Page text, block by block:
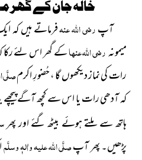
خالہ جان کے گھر
آپرضی اللہ عنہفرماتے ہیں کہ
میمونہرضی اللہ عنہاکے گھر اس لئے رکا
رات کی نماز دیکھوں گا ، حُضورِ اکرمصلَّی
کہ آدھی رات یا اس سے کچھ آگے
ہاتھ سے ملتے ہوئے بیٹھ گئے اور پھر
پڑھیں۔ پھر آپصلَّی اللہ علیہ واٰلہٖ وسلَّم